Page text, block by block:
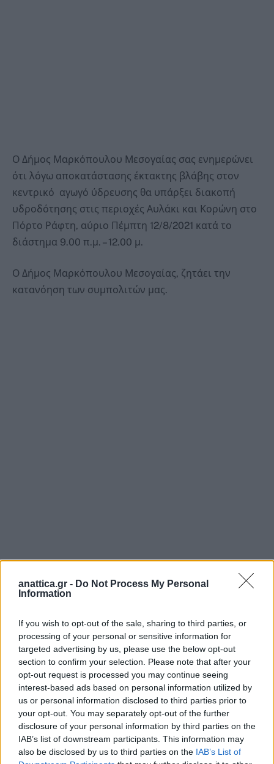
anattica.gr - Do Not Process My Personal
Information
If you wish to opt-out of the sale, sharing to third parties, or
processing of your personal or sensitive information for
targeted advertising by us, please use the below opt-out
section to confirm your selection. Please note that after your
opt-out request is processed you may continue seeing
interest-based ads based on personal information utilized by
us or personal information disclosed to third parties prior to
your opt-out. You may separately opt-out of the further
disclosure of your personal information by third parties on the
IAB’s list of downstream participants. This information may
also be disclosed by us to third parties on the IAB’s List of
Ο Δήμος Μαρκόπουλου Μεσογαίας σας ενημερώνει
ότι λόγω αποκατάστασης έκτακτης βλάβης στον
κεντρικό αγωγό ύδρευσης θα υπάρξει διακοπή
υδροδότησης στις περιοχές Αυλάκι και Κορώνη στο
Πόρτο Ράφτη, αύριο Πέμπτη 12/8/2021 κατά το
διάστημα 9.00 π.μ. – 12.00 μ.
Ο Δήμος Μαρκόπουλου Μεσογαίας, ζητάει την
κατανόηση των συμπολιτών μας.